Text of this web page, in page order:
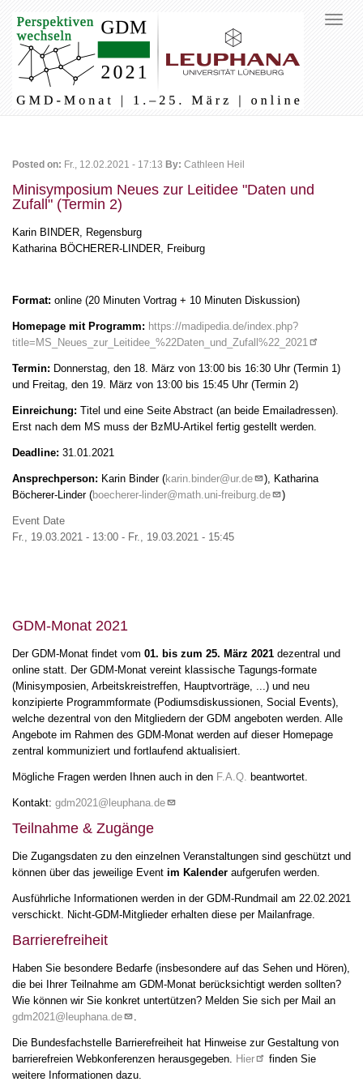
Posted on: Fr., 12.02.2021 - 17:13 By: Cathleen Heil
Minisymposium Neues zur Leitidee "Daten und
Zufall" (Termin 2)
Karin BINDER, Regensburg
Katharina BÖCHERER-LINDER, Freiburg
Format: online (20 Minuten Vortrag + 10 Minuten Diskussion)
Homepage mit Programm: https://madipedia.de/index.php?
title=MS_Neues_zur_Leitidee_%22Daten_und_Zufall%22_2021
Termin: Donnerstag, den 18. März von 13:00 bis 16:30 Uhr (Termin 1)
und Freitag, den 19. März von 13:00 bis 15:45 Uhr (Termin 2)
Einreichung: Titel und eine Seite Abstract (an beide Emailadressen).
Erst nach dem MS muss der BzMU-Artikel fertig gestellt werden.
Deadline: 31.01.2021
Ansprechperson: Karin Binder (karin.binder@ur.de
), Katharina
Böcherer-Linder (boecherer-linder@math.uni-freiburg.de )
Event Date
Fr., 19.03.2021 - 13:00 - Fr., 19.03.2021 - 15:45
GDM-Monat 2021
Der GDM-Monat findet vom 01. bis zum 25. März 2021 dezentral und
online statt. Der GDM-Monat vereint klassische Tagungs-formate
(Minisymposien, Arbeitskreistreffen, Hauptvorträge, ...) und neu
konzipierte Programmformate (Podiumsdiskussionen, Social Events),
welche dezentral von den Mitgliedern der GDM angeboten werden. Alle
Angebote im Rahmen des GDM-Monat werden auf dieser Homepage
zentral kommuniziert und fortlaufend aktualisiert.
Mögliche Fragen werden Ihnen auch in den F.A.Q. beantwortet.
Kontakt: gdm2021@leuphana.de
Teilnahme & Zugänge
Die Zugangsdaten zu den einzelnen Veranstaltungen sind geschützt und
können über das jeweilige Event im Kalender aufgerufen werden.
Ausführliche Informationen werden in der GDM-Rundmail am 22.02.2021
verschickt. Nicht-GDM-Mitglieder erhalten diese per Mailanfrage.
Barrierefreiheit
Haben Sie besondere Bedarfe (insbesondere auf das Sehen und Hören),
die bei Ihrer Teilnahme am GDM-Monat berücksichtigt werden sollten?
Wie können wir Sie konkret untertützen? Melden Sie sich per Mail an
gdm2021@leuphana.de
.
Die Bundesfachstelle Barrierefreiheit hat Hinweise zur Gestaltung von
barrierefreien Webkonferenzen herausgegeben. Hier
finden Sie
weitere Informationen dazu.